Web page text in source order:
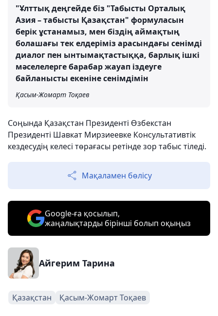
"Ұлттық деңгейде біз "Табысты Орталық
Азия – табысты Қазақстан" формуласын
берік ұстанамыз, мен біздің аймақтың
болашағы тек елдеріміз арасындағы сенімді
диалог пен ынтымақтастыққа, барлық ішкі
мәселелерге барабар жауап іздеуге
байланысты екеніне сенімдімін
Қасым-Жомарт Тоқаев
Соңында Қазақстан Президенті Өзбекстан
Президенті Шавкат Мирзиеевке Консультативтік
кездесудің келесі төрағасы ретінде зор табыс тіледі.
Мақаламен бөлісу
Google-ға қосылып,
жаңалықтарды бірінші болып оқыңыз
Айгерим Тарина
Қазақстан Қасым-Жомарт Тоқаев